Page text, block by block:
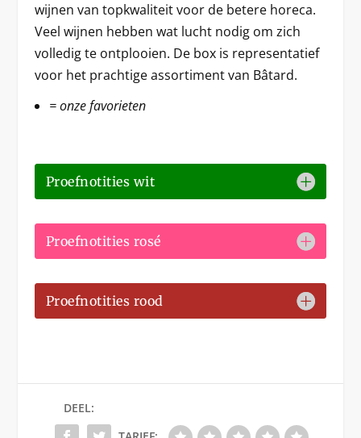
wijnen van topkwaliteit voor de betere horeca.
Veel wijnen hebben wat lucht nodig om zich
volledig te ontplooien. De box is representatief
voor het prachtige assortiment van Bâtard.
= onze favorieten
Proefnotities wit
Proefnotities rosé
Proefnotities rood
DEEL: